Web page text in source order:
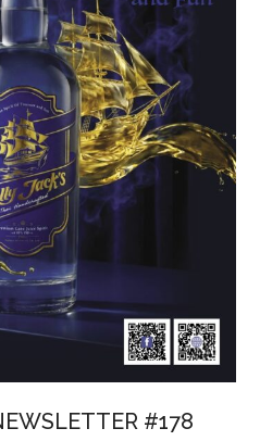
#178